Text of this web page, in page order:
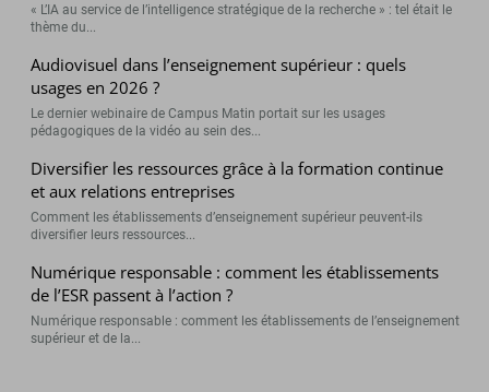
« L’IA au service de l’intelligence stratégique de la recherche » : tel était le
thème du...
Audiovisuel dans l’enseignement supérieur : quels
usages en 2026 ?
Le dernier webinaire de Campus Matin portait sur les usages
pédagogiques de la vidéo au sein des...
Diversifier les ressources grâce à la formation continue
et aux relations entreprises
Comment les établissements d’enseignement supérieur peuvent-ils
diversifier leurs ressources...
Numérique responsable : comment les établissements
de l’ESR passent à l’action ?
Numérique responsable : comment les établissements de l’enseignement
supérieur et de la...